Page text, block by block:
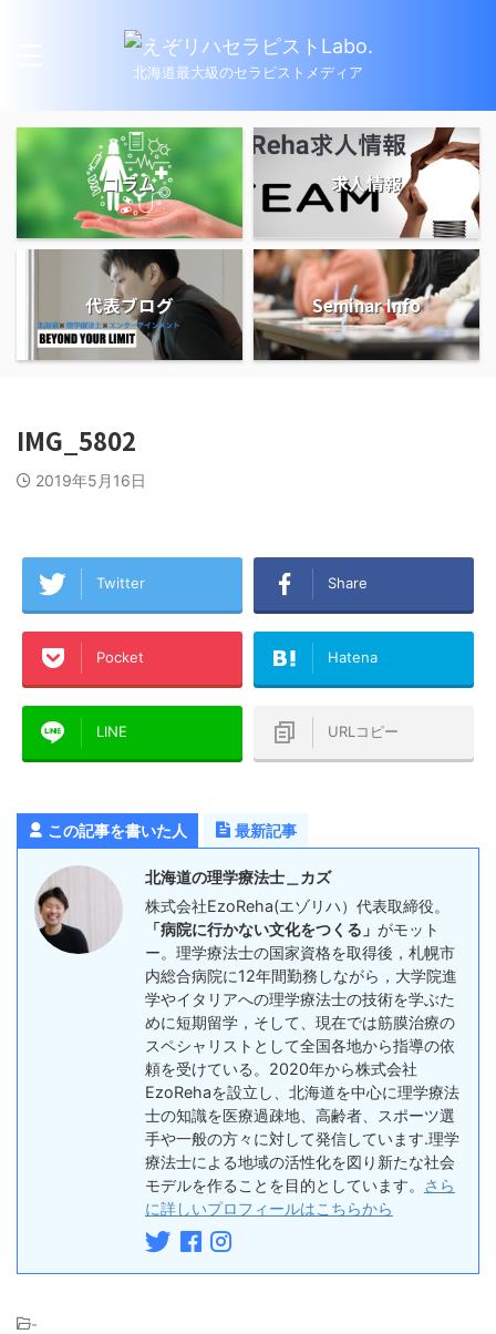
北海道最大級のセラピストメディア
コラム 求人情報
代表ブログ Seminar Info
IMG_5802
2019年5月16日
Twitter Share
Pocket Hatena
LINE URLコピー
この記事を書いた人 最新記事
北海道の理学療法士＿カズ
株式会社EzoReha(エゾリハ）代表取締役。
「病院に行かない文化をつくる」 がモット
ー。理学療法士の国家資格を取得後，札幌市
内総合病院に12年間勤務しながら，大学院進
学やイタリアへの理学療法士の技術を学ぶた
めに短期留学，そして、現在では筋膜治療の
スペシャリストとして全国各地から指導の依
頼を受けている。2020年から株式会社
EzoRehaを設立し、北海道を中心に理学療法
士の知識を医療過疎地、高齢者、スポーツ選
手や一般の方々に対して発信しています.理学
療法士による地域の活性化を図り新たな社会
モデルを作ることを目的としています。
さら
に詳しいプロフィールはこちらから
-